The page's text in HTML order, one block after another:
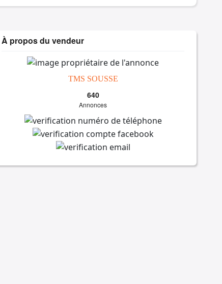
À propos du vendeur
TMS SOUSSE
640
Annonces